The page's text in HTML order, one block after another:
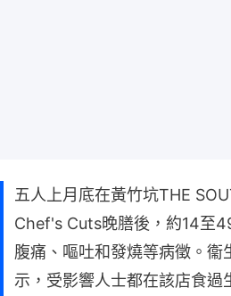
五人上月底在黃竹坑THE
Chef's Cuts晚膳後，約14至
腹痛、嘔吐和發燒等病徵。衞
示，受影響人士都在該店食過